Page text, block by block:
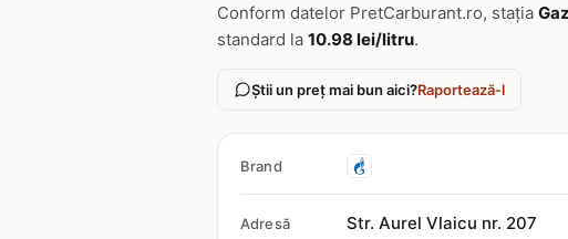
Conform datelor PretCarburant.ro, stația
standard la 10.98 lei/litru.
Știi un preț mai bun aici?Raportează-l
Brand
Adresă Str. Aurel Vlaicu nr. 207